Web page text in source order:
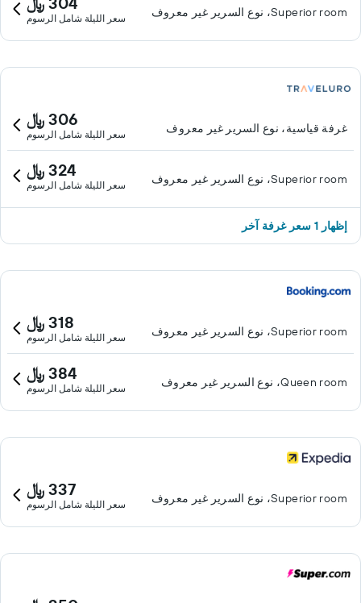
Superior room، نوع السرير غير معروف سعر الليلة شامل الرسوم
غرفة قياسية، نوع السرير غير معروف 306 ﷼
سعر الليلة شامل الرسوم
Superior room، نوع السرير غير معروف 324 ﷼
سعر الليلة شامل الرسوم
إظهار 1 سعر غرفة آخر
Superior room، نوع السرير غير معروف 318 ﷼
سعر الليلة شامل الرسوم
Queen room، نوع السرير غير معروف 384 ﷼
سعر الليلة شامل الرسوم
Superior room، نوع السرير غير معروف 337 ﷼
سعر الليلة شامل الرسوم